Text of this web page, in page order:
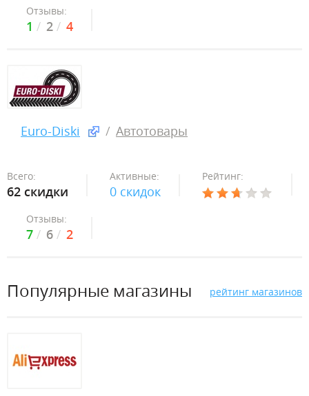
Отзывы:
1 2 4
Euro-Diski Автотовары
Всего:
62 скидки
Активные:
0 скидок
Рейтинг:
Отзывы:
7 6 2
Популярные магазины рейтинг магазинов